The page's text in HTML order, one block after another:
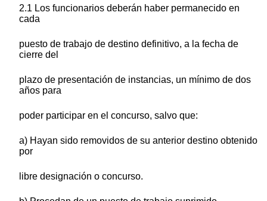
2.1 Los funcionarios deberán haber permanecido en
cada
puesto de trabajo de destino definitivo, a la fecha de
cierre del
plazo de presentación de instancias, un mínimo de dos
años para
poder participar en el concurso, salvo que:
a) Hayan sido removidos de su anterior destino obtenido
por
libre designación o concurso.